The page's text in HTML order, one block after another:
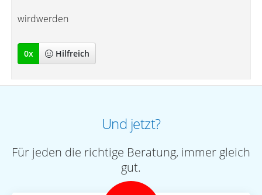
wirdwerden
0x Hilfreich
Und jetzt?
Für jeden die richtige Beratung, immer gleich
gut.